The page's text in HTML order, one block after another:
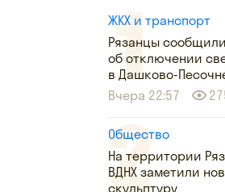
ЖКХ и транспорт
Рязанцы сообщили
об отключении
в Дашково-
Вчера 22:57
Общество
На территории
ВДНХ заметили
скульптуру